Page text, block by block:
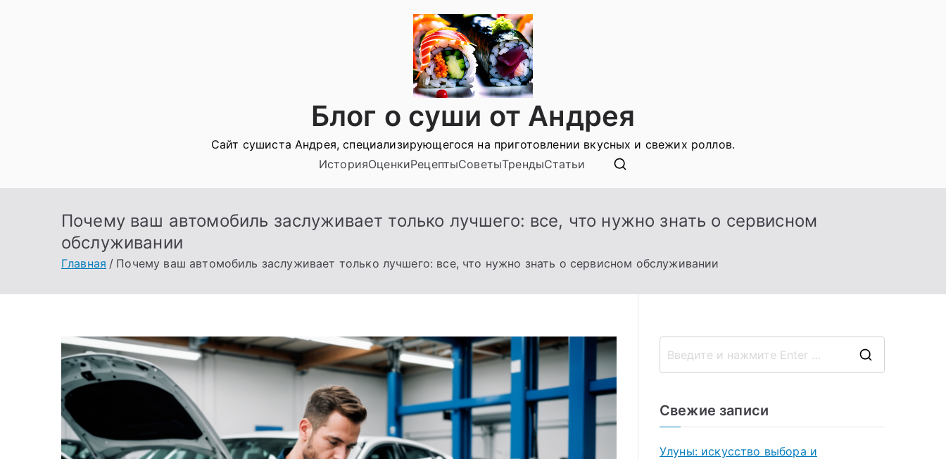
Блог о суши от Андрея
Сайт сушиста Андрея, специализирующегося на приготовлении вкусных и свежих роллов.
ИсторияОценкиРецептыСоветыТрендыСтатьи
Почему ваш автомобиль заслуживает только лучшего: все, что нужно знать о сервисном
обслуживании
Главная Почему ваш автомобиль заслуживает только лучшего: все, что нужно знать о сервисном обслуживании
Свежие записи
Улуны: искусство выбора и